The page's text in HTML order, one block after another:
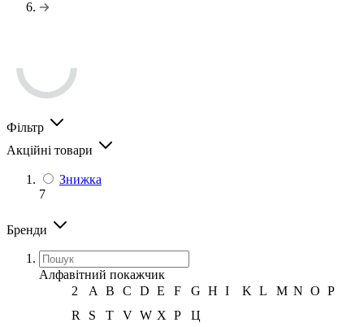
Фільтр
Акційні товари
Знижка
7
Бренди
Алфавітний покажчик
2
A B C D E F G H I K L M N O P
R
S T V W X Р Ц